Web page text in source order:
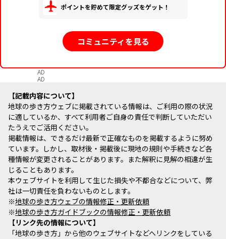
ポイントを貯めて限定グッズをゲット！
コミュニティを見る
AD
AD
記載内容について
地球の歩き方ウェブに掲載されている情報は、ご利用の際の状況
に適しているか、すべて利用者ご自身の責任で判断していただい
たうえでご活用ください。
掲載情報は、できるだけ最新で正確なものを掲載するように努め
ています。しかし、取材後・掲載後に現地の規則や手続きなど各
種情報が変更されることがあります。また解釈に見解の相違が生
じることもあります。
本ウェブサイトを利用して生じた損失や不都合などについて、弊
社は一切責任を負わないものとします。
※地球の歩き方ウェブの情報修正・更新依頼
※地球の歩き方ガイドブックの情報修正・更新依頼
リンク先の情報について
「地球の歩き方」から他のウェブサイトなどへリンクをしている